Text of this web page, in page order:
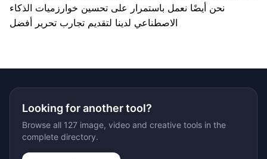
نحن أيضًا نعمل باستمرار على تحسين خوارزميات الذكاء
الاصطناعي لدينا لتقديم تجارب تحرير أفضل
Looking for another tool?
Browse all 127 image, video and creative tools in the
complete directory.